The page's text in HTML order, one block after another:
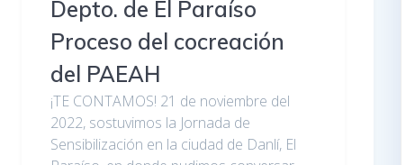
Depto. de El Paraíso
Proceso del cocreación
del PAEAH
¡TE CONTAMOS! 21 de noviembre del
2022, sostuvimos la Jornada de
Sensibilización en la ciudad de Danlí, El